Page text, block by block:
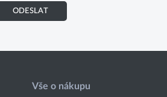
ODESLAT
Vše o nákupu